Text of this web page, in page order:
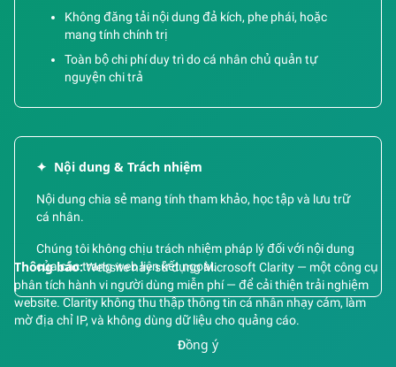
Thông báo:Website này sử dụng Microsoft Clarity — một công cụ
phân tích hành vi người dùng miễn phí — để cải thiện trải nghiệm
website. Clarity không thu thập thông tin cá nhân nhạy cảm, làm
mờ địa chỉ IP, và không dùng dữ liệu cho quảng cáo.
Đồng ý
Không đăng tải nội dung đả kích, phe phái, hoặc
mang tính chính trị
Toàn bộ chi phí duy trì do cá nhân chủ quản tự
nguyện chi trả
✦ Nội dung & Trách nhiệm
Nội dung chia sẻ mang tính tham khảo, học tập và lưu trữ
cá nhân.
Chúng tôi không chịu trách nhiệm pháp lý đối với nội dung
của các trang web liên kết ngoài.